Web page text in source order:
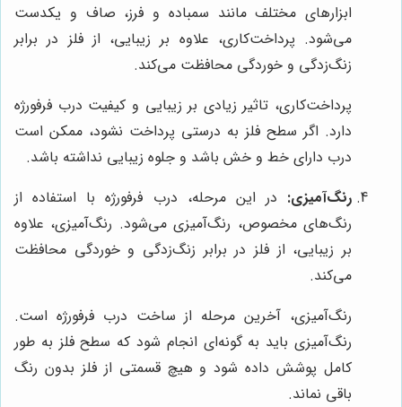
ابزارهای مختلف مانند سمباده و فرز، صاف و یکدست
می‌شود. پرداخت‌کاری، علاوه بر زیبایی، از فلز در برابر
زنگ‌زدگی و خوردگی محافظت می‌کند.
پرداخت‌کاری، تاثیر زیادی بر زیبایی و کیفیت درب فرفورژه
دارد. اگر سطح فلز به درستی پرداخت نشود، ممکن است
درب دارای خط و خش باشد و جلوه زیبایی نداشته باشد.
رنگ‌آمیزی: در این مرحله، درب فرفورژه با استفاده از
رنگ‌های مخصوص، رنگ‌آمیزی می‌شود. رنگ‌آمیزی، علاوه
بر زیبایی، از فلز در برابر زنگ‌زدگی و خوردگی محافظت
می‌کند.
رنگ‌آمیزی، آخرین مرحله از ساخت درب فرفورژه است.
رنگ‌آمیزی باید به گونه‌ای انجام شود که سطح فلز به طور
کامل پوشش داده شود و هیچ قسمتی از فلز بدون رنگ
باقی نماند.